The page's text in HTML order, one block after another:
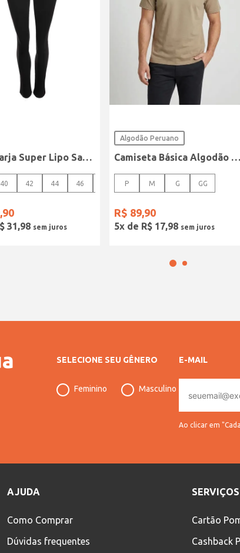
Calça Sarja Super Lipo Sawary Feminina Preto
40 42 44 46
,90
31,98
Algodão Peruano
Camiseta Básica Algodão Peruano Elétron Masculina CAQUI
P M G GG
R$ 89,90
5x de R$ 17,98
SELECIONE SEU GÊNERO
Feminino Masculino
E-MAIL
mail
Ao clicar em
AJUDA
Como Comprar
Dúvidas frequentes
SERVIÇOS
Cartão
Cashback